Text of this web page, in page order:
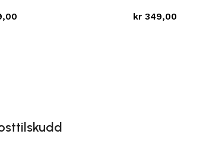
kr349,00